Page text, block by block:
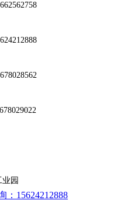
园
：15624212888